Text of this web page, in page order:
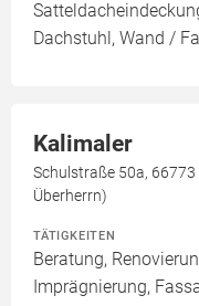
Dachstuhl, Wand /
Kalimaler
Schulstraße 50a,
Überherrn)
TÄTIGKEITEN
Beratung,
Imprägnierung,